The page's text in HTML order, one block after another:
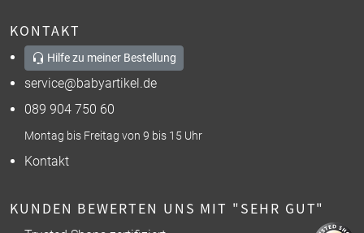
KONTAKT
Hilfe zu meiner Bestellung
service@babyartikel.de
089 904 750 60
Montag bis Freitag von 9 bis 15 Uhr
Kontakt
KUNDEN BEWERTEN UNS MIT "SEHR GUT"